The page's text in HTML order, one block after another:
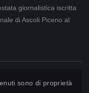
giornalistica iscritta
di Ascoli Piceno al
sono di proprietà